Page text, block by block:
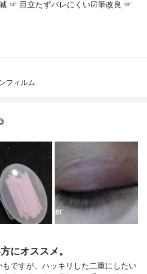
☞ 目立たずバレにくい☑︎筆改良 ☞
フィルム
にオススメ。
ですが、ハッキリした二重にしたい